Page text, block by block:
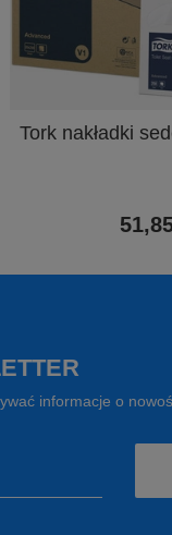
Tork nakładki
informacje o